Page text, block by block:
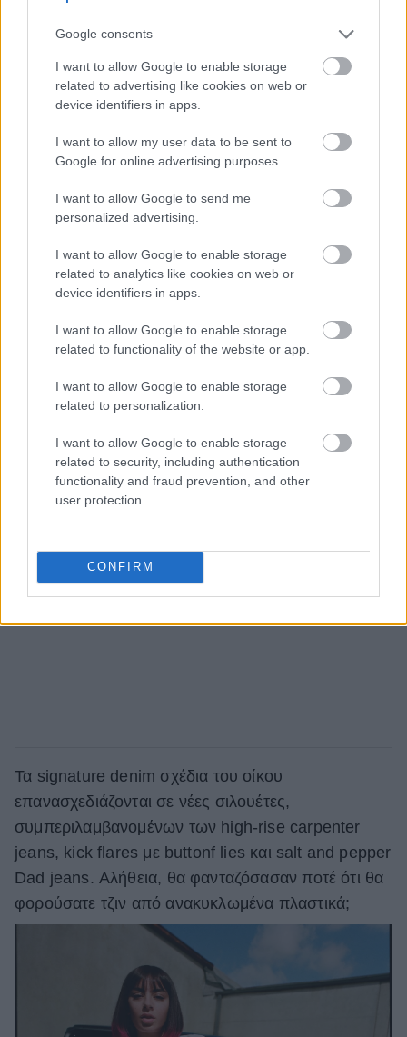
Google consents
I want to allow Google to enable storage
related to advertising like cookies on web or
device identifiers in apps.
I want to allow my user data to be sent to
Google for online advertising purposes.
I want to allow Google to send me
personalized advertising.
I want to allow Google to enable storage
related to analytics like cookies on web or
device identifiers in apps.
I want to allow Google to enable storage
related to functionality of the website or app.
I want to allow Google to enable storage
related to personalization.
I want to allow Google to enable storage
related to security, including authentication
functionality and fraud prevention, and other
user protection.
CONFIRM
Τα signature denim σχέδια του οίκου
επανασχεδιάζονται σε νέες σιλουέτες,
συμπεριλαμβανομένων των high-rise carpenter
jeans, kick flares με buttonf lies και salt and pepper
Dad jeans. Αλήθεια, θα φανταζόσασαν ποτέ ότι θα
φορούσατε τζιν από ανακυκλωμένα πλαστικά;